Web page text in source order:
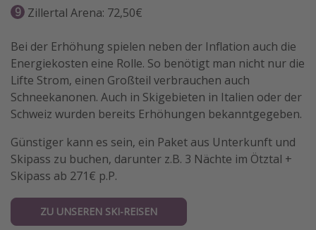
Zillertal Arena: 72,50€
Bei der Erhöhung spielen neben der Inflation auch die
Energiekosten eine Rolle. So benötigt man nicht nur die
Lifte Strom, einen Großteil verbrauchen auch
Schneekanonen. Auch in Skigebieten in Italien oder der
Schweiz wurden bereits Erhöhungen bekanntgegeben.
Günstiger kann es sein, ein Paket aus Unterkunft und
Skipass zu buchen, darunter z.B. 3 Nächte im Ötztal +
Skipass ab 271€ p.P.
ZU UNSEREN SKI-REISEN